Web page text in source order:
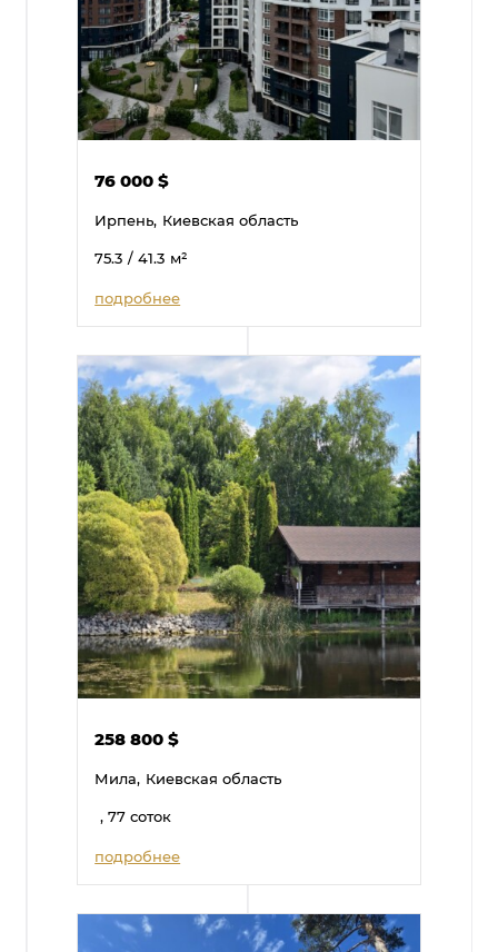
76 000$
Ирпень, Киевская область
75.3 / 41.3 м²
подробнее
258 800$
Мила, Киевская область
, 77 соток
подробнее